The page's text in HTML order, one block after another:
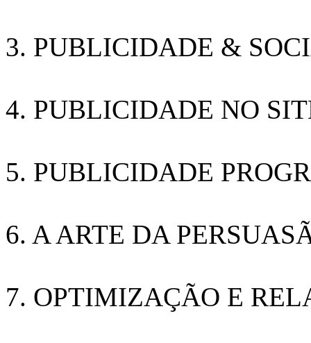
3. PUBLICIDADE &
4. PUBLICIDADE NO
5. PUBLICIDADE
6. A ARTE DA
7. OPTIMIZAÇÃO E